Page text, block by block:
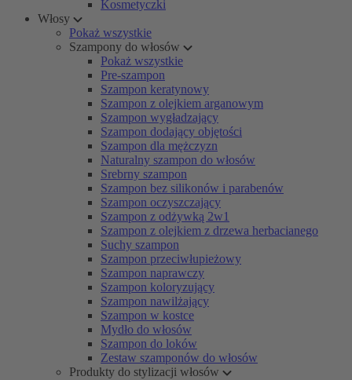
Kosmetyczki
Włosy
Pokaż wszystkie
Szampony do włosów
Pokaż wszystkie
Pre-szampon
Szampon keratynowy
Szampon z olejkiem arganowym
Szampon wygładzający
Szampon dodający objętości
Szampon dla mężczyzn
Naturalny szampon do włosów
Srebrny szampon
Szampon bez silikonów i parabenów
Szampon oczyszczający
Szampon z odżywką 2w1
Szampon z olejkiem z drzewa herbacianego
Suchy szampon
Szampon przeciwłupieżowy
Szampon naprawczy
Szampon koloryzujący
Szampon nawilżający
Szampon w kostce
Mydło do włosów
Szampon do loków
Zestaw szamponów do włosów
Produkty do stylizacji włosów